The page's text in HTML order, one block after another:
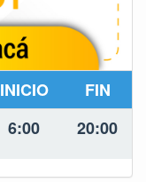
INICIO FIN
6:00 20:00